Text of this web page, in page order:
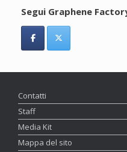
Segui Graphene
Contatti
Staff
Media Kit
Mappa del sito